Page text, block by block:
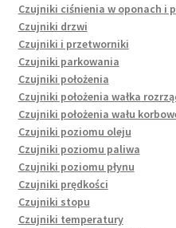
Czujniki ciśnienia w oponach i
Czujniki drzwi
Czujniki i przetworniki
Czujniki parkowania
Czujniki położenia
Czujniki położenia wałka
Czujniki położenia wału
Czujniki poziomu oleju
Czujniki poziomu paliwa
Czujniki poziomu płynu
Czujniki prędkości
Czujniki stopu
Czujniki temperatury